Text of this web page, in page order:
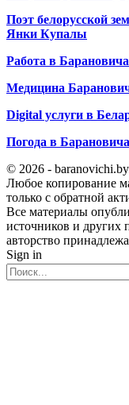
Поэт белорусской
Янки Купалы
Работа в
Медицина
Digital услуги в
Погода в
© 2026 -
Любое копирование
только с обратной
Все материалы
источников и других
авторство
Sign in